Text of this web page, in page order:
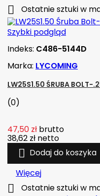
 Ostatnie sztuki w
Szybki podgląd
Indeks: C486-5144D
Marka: LYCOMING
LW25S1.50 ŚRUBA BOLT-
(0)
47,50 zł brutto
38,62 zł netto
 Dodaj do koszyka
Więcej
 Ostatnie sztuki w